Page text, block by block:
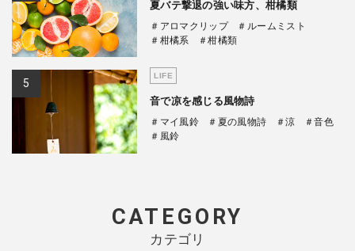
夏バテ撃退の強い味方、柑橘類
＃アロマクリップ
＃ルームミスト
＃柑橘系
＃柑橘類
LIFE
音で凉を感じる風物詩
＃マイ風鈴 ＃夏の風物詩 ＃涼
＃音色
＃風鈴
CATEGORY
カテゴリ